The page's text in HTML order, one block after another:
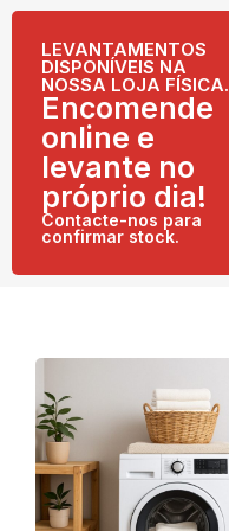
LEVANTAMENTOS
DISPONÍVEIS NA
NOSSA LOJA FÍSICA.
Encomende
online e
levante no
próprio dia!
Contacte-nos para
confirmar stock.